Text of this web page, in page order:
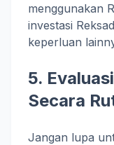
menggunakan
investasi
keperluan
5.
Secara
Jangan lupa